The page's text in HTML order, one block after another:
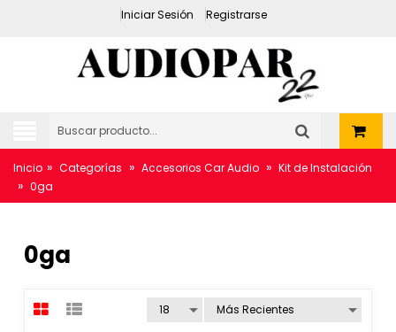
Iniciar Sesión Registrarse
Inicio » Categorías » Accesorios Car Audio » Kit de Instalación
» 0ga
0ga